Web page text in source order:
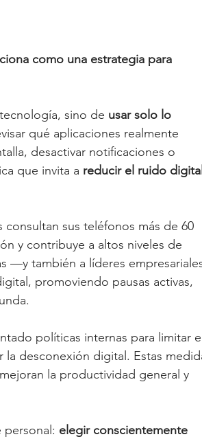
como una estrategia para
sino de usar solo lo
qué aplicaciones realmente
desactivar notificaciones o
que invita a reducir el ruido digital
consultan sus teléfonos más de 60
y contribuye a altos niveles de
—y también a líderes
promoviendo pausas activas,
políticas internas para limitar el
desconexión digital. Estas
la productividad general y
elegir conscientemente